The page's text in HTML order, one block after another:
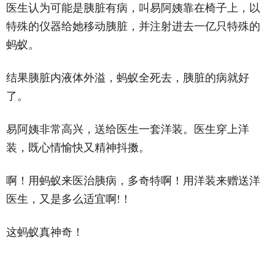
医生认为可能是胰脏有病，叫易阿姨靠在椅子上，以
特殊的仪器给她移动胰脏，并注射进去一亿只特殊的
蚂蚁。
结果胰脏内液体外溢，蚂蚁全死去，胰脏的病就好
了。
易阿姨非常高兴，送给医生一套洋装。医生穿上洋
装，既心情愉快又精神抖擞。
啊！用蚂蚁来医治胰病，多奇特啊！用洋装来赠送洋
医生，又是多么适宜啊!！
这蚂蚁真神奇！